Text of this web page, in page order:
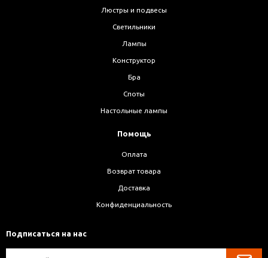
Люстры и подвесы
Светильники
Лампы
Конструктор
Бра
Споты
Настольные лампы
Помощь
Оплата
Возврат товара
Доставка
Конфиденциальность
Подписаться на нас